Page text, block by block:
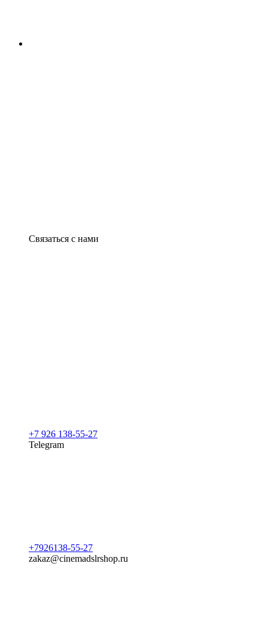
Связаться с нами
+7 926 138-55-27
Telegram
+7926138-55-27
zakaz@cinemadslrshop.ru